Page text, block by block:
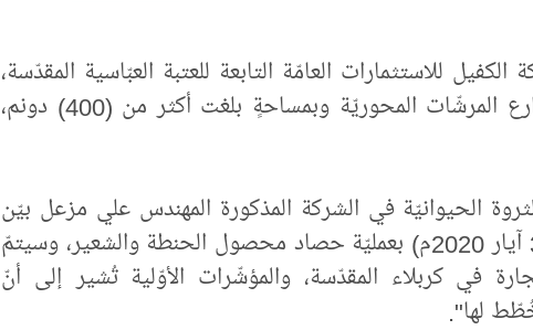
للاستثمارات العامّة التابعة للعتبة العبّاسية المقدّسة،
بحصاد الحنطة والشعير في مزارع المرشّات المحوريّة وبمساحةٍ بلغت أكثر من (400) دونم،
الحيوانيّة في الشركة المذكورة المهندس علي مزعل بيّن
قائلاً: "باشرنا هذا اليوم الأحد (3 آيار 2020م) بعمليّة حصاد محصول الحنطة والشعير، وسيتمّ
في كربلاء المقدّسة، والمؤشّرات الأوّلية تُشير إلى أنّ
لها".